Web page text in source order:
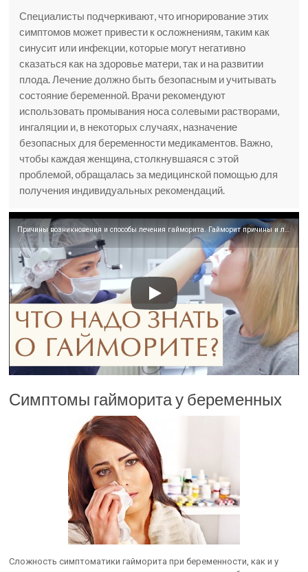
Специалисты подчеркивают, что игнорирование этих
симптомов может привести к осложнениям, таким как
синусит или инфекции, которые могут негативно
сказаться как на здоровье матери, так и на развитии
плода. Лечение должно быть безопасным и учитывать
состояние беременной. Врачи рекомендуют
использовать промывания носа солевыми растворами,
ингаляции и, в некоторых случаях, назначение
безопасных для беременности медикаментов. Важно,
чтобы каждая женщина, столкнувшаяся с этой
проблемой, обращалась за медицинской помощью для
получения индивидуальных рекомендаций.
Причины возникновения и способы лечения гайморита. Гайморит причины и лечение. Легкое Дыхание. 12+
Симптомы гайморита у беременных
Сложность симптоматики гайморита при беременности, как и у